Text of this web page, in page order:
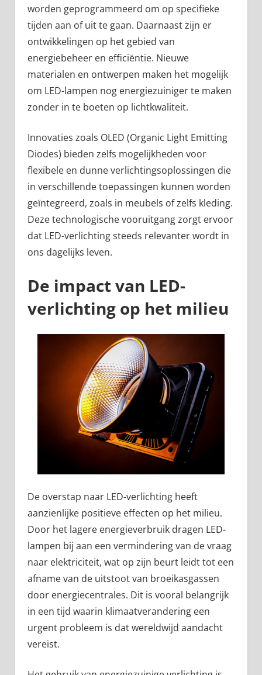
worden geprogrammeerd om op specifieke
tijden aan of uit te gaan. Daarnaast zijn er
ontwikkelingen op het gebied van
energiebeheer en efficiëntie. Nieuwe
materialen en ontwerpen maken het mogelijk
om LED-lampen nog energiezuiniger te maken
zonder in te boeten op lichtkwaliteit.
Innovaties zoals OLED (Organic Light Emitting
Diodes) bieden zelfs mogelijkheden voor
flexibele en dunne verlichtingsoplossingen die
in verschillende toepassingen kunnen worden
geïntegreerd, zoals in meubels of zelfs kleding.
Deze technologische vooruitgang zorgt ervoor
dat LED-verlichting steeds relevanter wordt in
ons dagelijks leven.
De impact van LED-
verlichting op het milieu
De overstap naar LED-verlichting heeft
aanzienlijke positieve effecten op het milieu.
Door het lagere energieverbruik dragen LED-
lampen bij aan een vermindering van de vraag
naar elektriciteit, wat op zijn beurt leidt tot een
afname van de uitstoot van broeikasgassen
door energiecentrales. Dit is vooral belangrijk
in een tijd waarin klimaatverandering een
urgent probleem is dat wereldwijd aandacht
vereist.